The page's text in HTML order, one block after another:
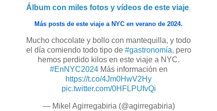
Álbum con miles fotos y vídeos de este viaje.
Más posts de este viaje a NYC en verano de 2024.
Mucho chocolate y bollo con mantequilla, y todo
el día comiendo todo tipo de #gastronomía, pero
hemos perdido kilos en este viaje a NYC.
#EnNYC2024Más información en
https://t.co/4Jm0HwV2Hy
pic.twitter.com/0HFLPUfvQi
— Mikel Agirregabiria (@agirregabiria)